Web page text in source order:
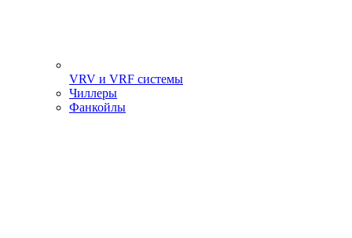
VRV и VRF системы
Чиллеры
Фанкойлы